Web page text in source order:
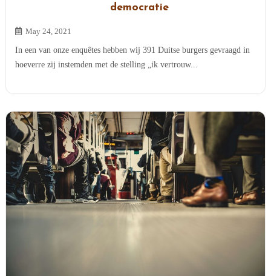
democratie
May 24, 2021
In een van onze enquêtes hebben wij 391 Duitse burgers gevraagd in
hoeverre zij instemden met de stelling „ik vertrouw...